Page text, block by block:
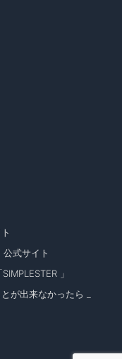
式サイト
」
が出来なかったら _